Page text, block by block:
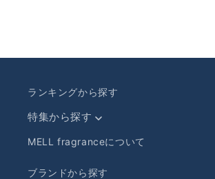
ランキングから探す
特集から探す
MELL fragranceについて
ブランドから探す